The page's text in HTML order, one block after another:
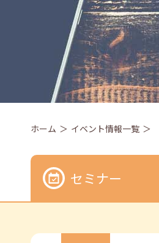
ホーム イベント情報一覧
セミナー